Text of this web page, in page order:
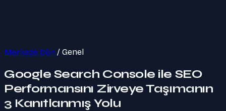
Merkeze Dön / Genel
Google Search Console ile SEO
Performansını Zirveye Taşımanın
3 Kanıtlanmış Yolu